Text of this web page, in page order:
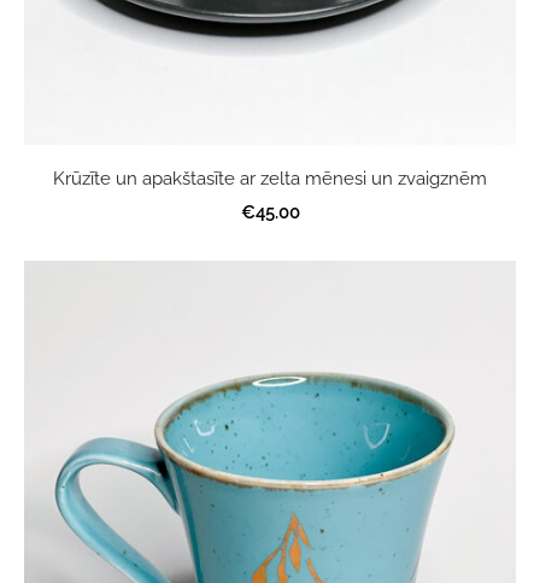
Krūzīte un apakštasīte ar zelta mēnesi un zvaigznēm
€45.00